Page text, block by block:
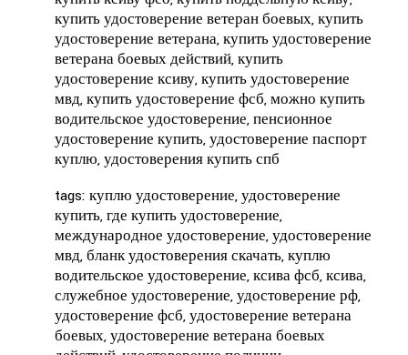
купить удостоверение ветеран боевых, купить
удостоверение ветерана, купить удостоверение
ветерана боевых действий, купить
удостоверение ксиву, купить удостоверение
мвд, купить удостоверение фсб, можно купить
водительское удостоверение, пенсионное
удостоверение купить, удостоверение паспорт
куплю, удостоверения купить спб
tags: куплю удостоверение, удостоверение
купить, где купить удостоверение,
международное удостоверение, удостоверение
мвд, бланк удостоверения скачать, куплю
водительское удостоверение, ксива фсб, ксива,
служебное удостоверение, удостоверение рф,
удостоверение фсб, удостоверение ветерана
боевых, удостоверение ветерана боевых